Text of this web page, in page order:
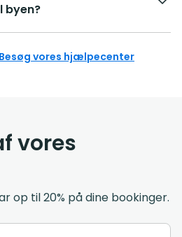
byen?
Besøg vores hjælpecenter
vores
op til 20% på dine bookinger.